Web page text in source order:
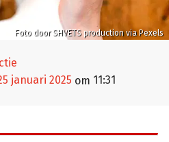
Foto door SHVETS production via Pexels
januari 2025 om 11:31